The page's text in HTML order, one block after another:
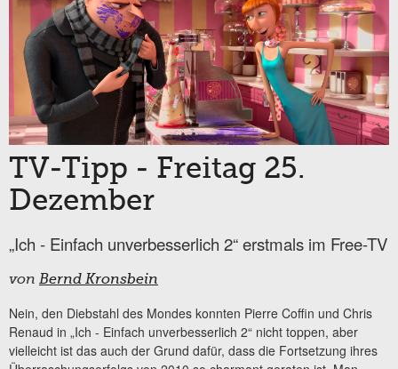
TV-Tipp - Freitag 25.
Dezember
„Ich - Einfach unverbesserlich 2“ erstmals im Free-TV
von Bernd Kronsbein
Nein, den Diebstahl des Mondes konnten Pierre Coffin und Chris
Renaud in „Ich - Einfach unverbesserlich 2“ nicht toppen, aber
vielleicht ist das auch der Grund dafür, dass die Fortsetzung ihres